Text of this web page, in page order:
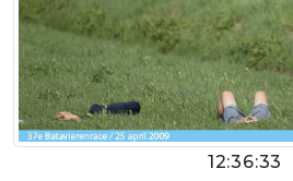
12:36:33